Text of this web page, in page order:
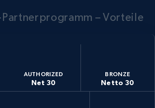
Partnerprogramm – Vorteile
AUTHORIZED
Net 30
BRONZE
Netto 30